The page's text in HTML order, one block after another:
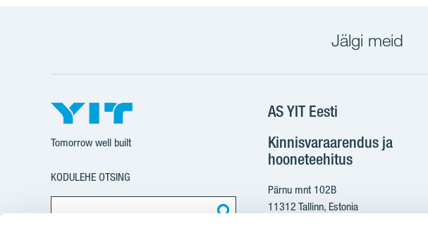
Jälgi meid
Tomorrow well built
KODULEHE OTSING
AS YIT Eesti
Kinnisvaraarendus ja
hooneteehitus
Pärnu mnt 102B
11312 Tallinn, Estonia